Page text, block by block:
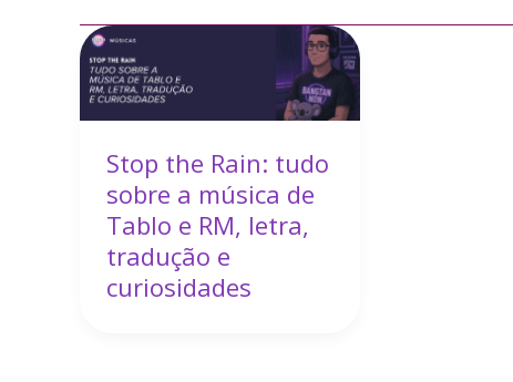
Stop the Rain: tudo
sobre a música de
Tablo e RM, letra,
tradução e
curiosidades